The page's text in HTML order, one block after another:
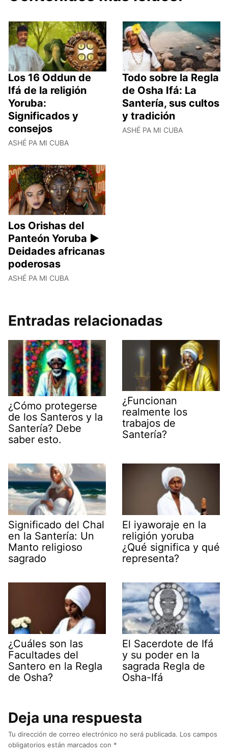
Los 16 Oddun de
Ifá de la religión
Yoruba:
Significados y
consejos
ASHÉ PA MI CUBA
Todo sobre la Regla
de Osha Ifá: La
Santería, sus cultos
y tradición
ASHÉ PA MI CUBA
Los Orishas del
Panteón Yoruba ►
Deidades africanas
poderosas
ASHÉ PA MI CUBA
Entradas relacionadas
¿Cómo protegerse
de los Santeros y la
Santería? Debe
saber esto.
¿Funcionan
realmente los
trabajos de
Santería?
Significado del Chal
en la Santería: Un
Manto religioso
sagrado
El iyaworaje en la
religión yoruba
¿Qué significa y qué
representa?
¿Cuáles son las
Facultades del
Santero en la Regla
de Osha?
El Sacerdote de Ifá
y su poder en la
sagrada Regla de
Osha-Ifá
Deja una respuesta
Tu dirección de correo electrónico no será publicada. Los campos
obligatorios están marcados con *